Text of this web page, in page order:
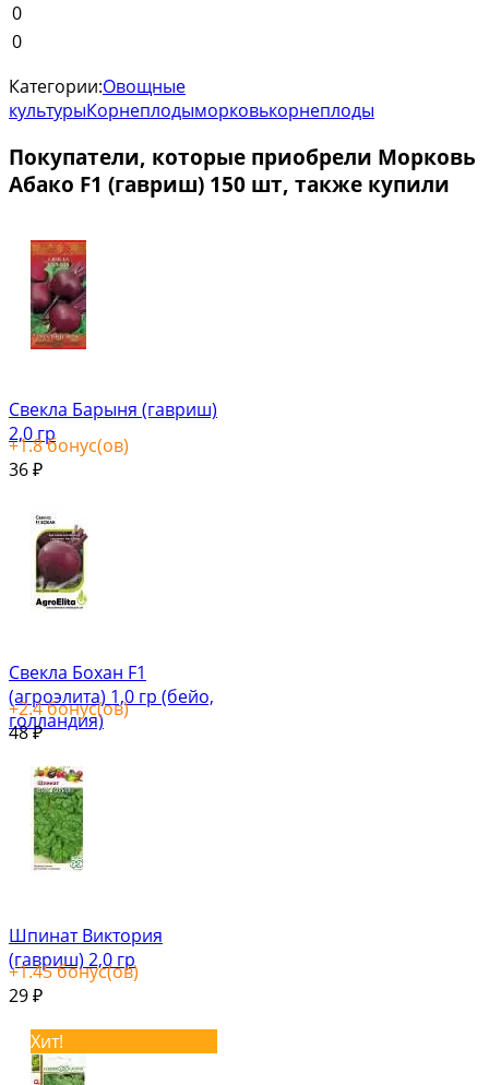
0
0
Категории:Овощные
культурыКорнеплодыморковькорнеплоды
Покупатели, которые приобрели Морковь
Абако F1 (гавриш) 150 шт, также купили
Свекла Барыня (гавриш)
2,0 гр
+1.8бонус(ов)
36 ₽
Свекла Бохан F1
(агроэлита) 1,0 гр (бейо,
голландия)
+2.4бонус(ов)
48₽
Шпинат Виктория
(гавриш) 2,0 гр
+1.45бонус(ов)
29 ₽
Хит!